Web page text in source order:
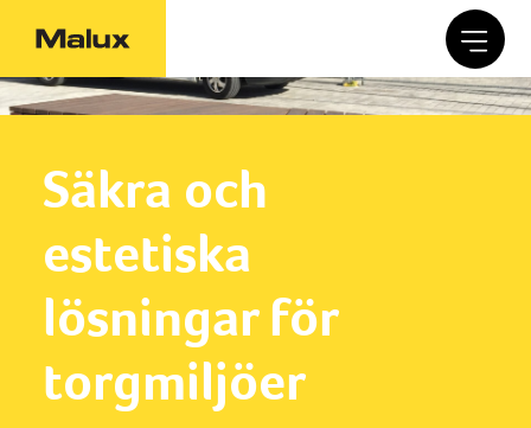
Säkra och
estetiska
lösningar för
torgmiljöer